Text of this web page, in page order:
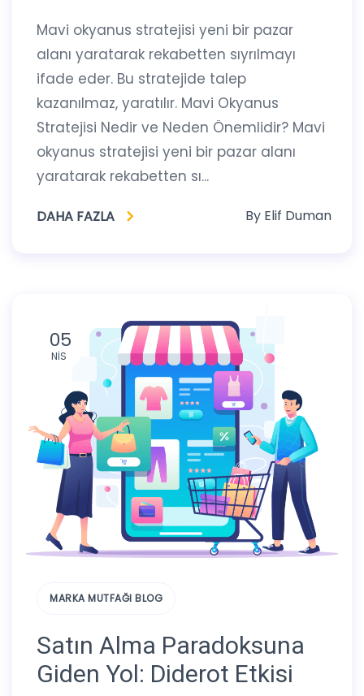
Mavi okyanus stratejisi yeni bir pazar
alanı yaratarak rekabetten sıyrılmayı
ifade eder. Bu stratejide talep
kazanılmaz, yaratılır. Mavi Okyanus
Stratejisi Nedir ve Neden Önemlidir? Mavi
okyanus stratejisi yeni bir pazar alanı
yaratarak rekabetten sı...
DAHA FAZLA By Elif Duman
05
NIS
MARKA MUTFAĞI BLOG
Satın Alma Paradoksuna
Giden Yol: Diderot Etkisi